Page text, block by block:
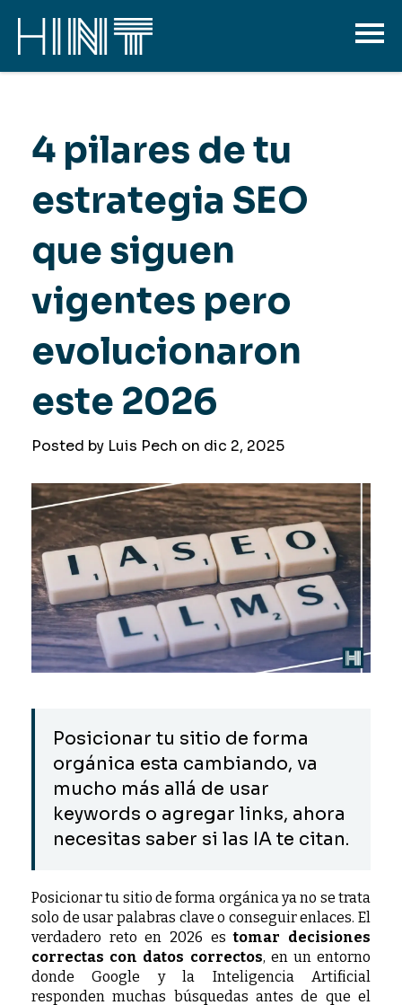
4 pilares de tu
estrategia SEO
que siguen
vigentes pero
evolucionaron
este 2026
Posted by Luis Pech on dic 2, 2025
Posicionar tu sitio de forma
orgánica esta cambiando, va
mucho más allá de usar
keywords o agregar links, ahora
necesitas saber si las IA te citan.
Posicionar tu sitio de forma orgánica ya no se trata
solo de usar palabras clave o conseguir enlaces. El
verdadero reto en 2026 estomar decisiones
correctas con datos correctos, en un entorno
donde Google y la Inteligencia Artificial
responden muchas búsquedas antes de que el